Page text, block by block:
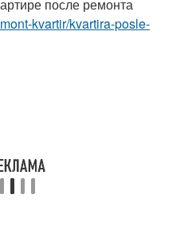
после ремонта
kvartir/kvartira-posle-